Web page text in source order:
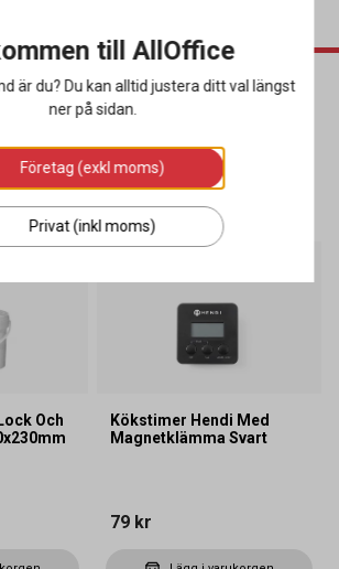
154 produkter
Och
Kökstimer Hendi Med
Magnetklämma Svart
79 kr
till AllOffice
är du? Du kan alltid justera ditt val längst
ner på sidan.
Företag (exkl moms)
Privat (inkl moms)